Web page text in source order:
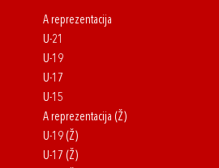
A reprezentacija
U-21
U-19
U-17
U-15
A reprezentacija (Ž)
U-19 (Ž)
U-17 (Ž)